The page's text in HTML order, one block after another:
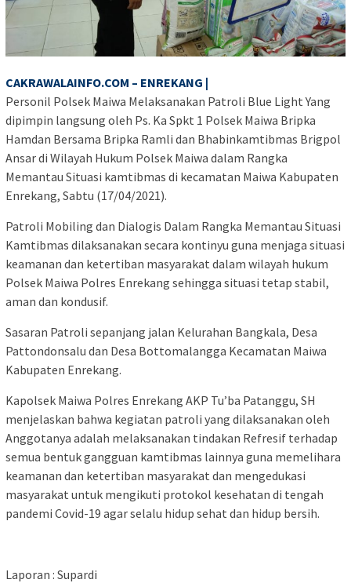
CAKRAWALAINFO.COM – ENREKANG |
Personil Polsek Maiwa Melaksanakan Patroli Blue Light Yang
dipimpin langsung oleh Ps. Ka Spkt 1 Polsek Maiwa Bripka
Hamdan Bersama Bripka Ramli dan Bhabinkamtibmas Brigpol
Ansar di Wilayah Hukum Polsek Maiwa dalam Rangka
Memantau Situasi kamtibmas di kecamatan Maiwa Kabupaten
Enrekang, Sabtu (17/04/2021).
Patroli Mobiling dan Dialogis Dalam Rangka Memantau Situasi
Kamtibmas dilaksanakan secara kontinyu guna menjaga situasi
keamanan dan ketertiban masyarakat dalam wilayah hukum
Polsek Maiwa Polres Enrekang sehingga situasi tetap stabil,
aman dan kondusif.
Sasaran Patroli sepanjang jalan Kelurahan Bangkala, Desa
Pattondonsalu dan Desa Bottomalangga Kecamatan Maiwa
Kabupaten Enrekang.
Kapolsek Maiwa Polres Enrekang AKP Tu’ba Patanggu, SH
menjelaskan bahwa kegiatan patroli yang dilaksanakan oleh
Anggotanya adalah melaksanakan tindakan Refresif terhadap
semua bentuk gangguan kamtibmas lainnya guna memelihara
keamanan dan ketertiban masyarakat dan mengedukasi
masyarakat untuk mengikuti protokol kesehatan di tengah
pandemi Covid-19 agar selalu hidup sehat dan hidup bersih.
Laporan : Supardi